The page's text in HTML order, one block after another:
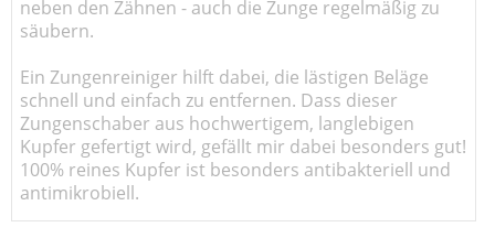
neben den Zähnen - auch die Zunge regelmäßig zu
säubern.
Ein Zungenreiniger hilft dabei, die lästigen Beläge
schnell und einfach zu entfernen. Dass dieser
Zungenschaber aus hochwertigem, langlebigen
Kupfer gefertigt wird, gefällt mir dabei besonders gut!
100% reines Kupfer ist besonders antibakteriell und
antimikrobiell.